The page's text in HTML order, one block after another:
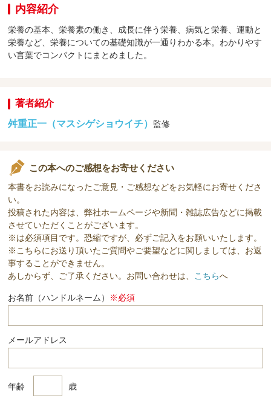
内容紹介
栄養の基本、栄養素の働き、成長に伴う栄養、病気と栄養、運動と
栄養など、栄養についての基礎知識が一通りわかる本。わかりやす
い言葉でコンパクトにまとめました。
著者紹介
舛重正一（マスシゲショウイチ） 監修
この本へのご感想をお寄せください
本書をお読みになったご意見・ご感想などをお気軽にお寄せくださ
い。
投稿された内容は、弊社ホームページや新聞・雑誌広告などに掲載
させていただくことがございます。
※は必須項目です。恐縮ですが、必ずご記入をお願いいたします。
※こちらにお送り頂いたご質問やご要望などに関しましては、お返
事することができません。
あしからず、ご了承ください。お問い合わせは、 こちらへ
お名前（ハンドルネーム） ※必須
メールアドレス
年齢 歳